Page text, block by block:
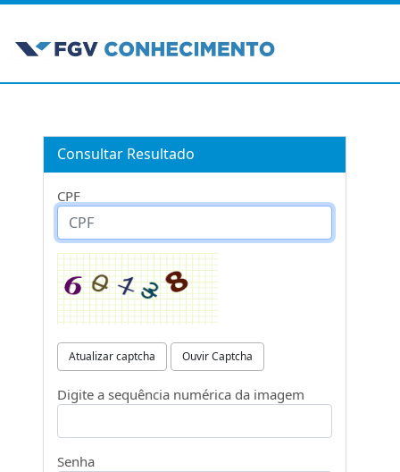
Consultar Resultado
CPF
Atualizar captcha Ouvir Captcha
Digite a sequência numérica da imagem
Senha